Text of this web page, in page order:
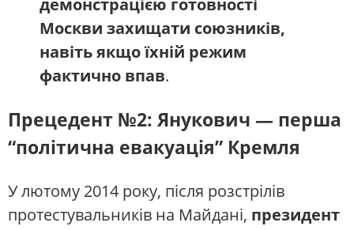
Москви захищати союзників,
навіть якщо їхній режим
фактично впав.
Прецедент №2: Янукович — перша
“політична евакуація” Кремля
У лютому 2014 року, після розстрілів
протестувальників на Майдані, президент